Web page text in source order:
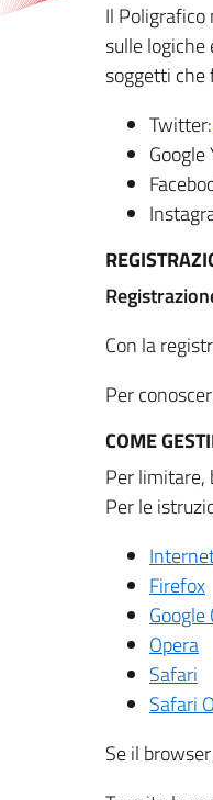
Il
sulle
soggetti che
Twitter:
Google
Con la
Per
COME
Per limitare,
Per le
Firefox
Opera
Safari
Safari
Se il